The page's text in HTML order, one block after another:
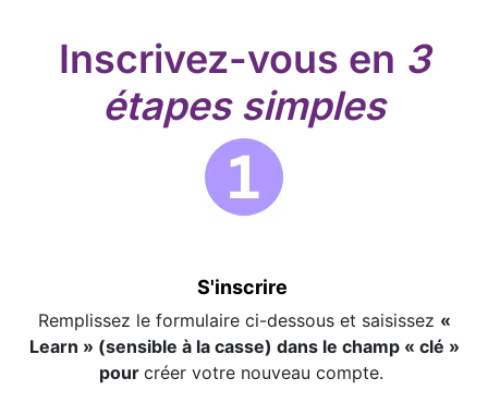
Inscrivez-vous en 3
étapes simples
S'inscrire
Remplissez le formulaire ci-dessous et saisissez «
Learn » (sensible à la casse) dans le champ « clé »
pour créer votre nouveau compte.